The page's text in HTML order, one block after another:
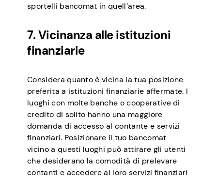
sportelli bancomat in quell’area.
7. Vicinanza alle istituzioni
finanziarie
Considera quanto è vicina la tua posizione
preferita a istituzioni finanziarie affermate. I
luoghi con molte banche o cooperative di
credito di solito hanno una maggiore
domanda di accesso al contante e servizi
finanziari. Posizionare il tuo bancomat
vicino a questi luoghi può attirare gli utenti
che desiderano la comodità di prelevare
contanti e accedere ai loro servizi finanziari